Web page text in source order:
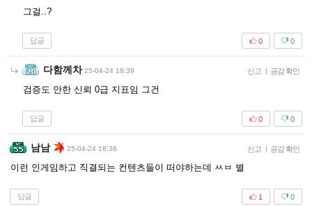
그걸..?
답글 0
0
다함께차 25-04-24 18:39 신고 | 공감 확인
검증도 안한 신뢰 0급 지표임 그건
답글 0
0
남남 25-04-24 18:36 신고 | 공감 확인
이런 인게임하고 직결되는 컨텐츠들이 떠야하는데 ㅆㅂ 별
답글 0
1